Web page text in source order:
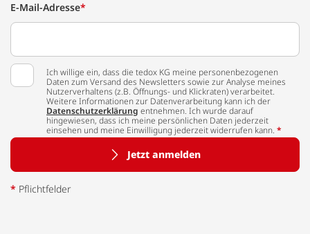
E-Mail-Adresse*
Ich willige ein, dass die tedox KG meine personenbezogenen
Daten zum Versand des Newsletters sowie zur Analyse meines
Nutzerverhaltens (z.B. Öffnungs- und Klickraten) verarbeitet.
Weitere Informationen zur Datenverarbeitung kann ich der
Datenschutzerklärung entnehmen. Ich wurde darauf
hingewiesen, dass ich meine persönlichen Daten jederzeit
einsehen und meine Einwilligung jederzeit widerrufen kann. *
Jetzt anmelden
* Pflichtfelder